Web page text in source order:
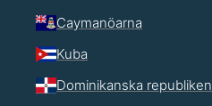
Caymanöarna
Kuba
Dominikanska republiken